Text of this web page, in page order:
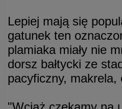
Lepiej mają się
gatunek ten
plamiaka miały nie
dorsz bałtycki ze
pacyficzny, makrela,